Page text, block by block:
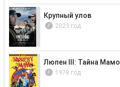
Крупный улов
2023 год
Люпен III: Тайна Мамо
1978 год